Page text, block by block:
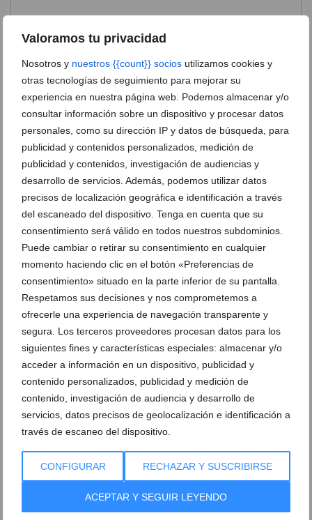
Valoramos tu privacidad
Nosotros y nuestros {{count}} socios utilizamos cookies y
otras tecnologías de seguimiento para mejorar su
experiencia en nuestra página web. Podemos almacenar y/o
consultar información sobre un dispositivo y procesar datos
personales, como su dirección IP y datos de búsqueda, para
publicidad y contenidos personalizados, medición de
publicidad y contenidos, investigación de audiencias y
desarrollo de servicios. Además, podemos utilizar datos
precisos de localización geográfica e identificación a través
del escaneado del dispositivo. Tenga en cuenta que su
consentimiento será válido en todos nuestros subdominios.
Puede cambiar o retirar su consentimiento en cualquier
momento haciendo clic en el botón «Preferencias de
consentimiento» situado en la parte inferior de su pantalla.
Respetamos sus decisiones y nos comprometemos a
ofrecerle una experiencia de navegación transparente y
segura. Los terceros proveedores procesan datos para los
siguientes fines y características especiales: almacenar y/o
acceder a información en un dispositivo, publicidad y
contenido personalizados, publicidad y medición de
contenido, investigación de audiencia y desarrollo de
servicios, datos precisos de geolocalización e identificación a
través de escaneo del dispositivo.
CONFIGURAR RECHAZAR Y SUSCRIBIRSE
ACEPTAR Y SEGUIR LEYENDO
Ver sorteos
Newsletter